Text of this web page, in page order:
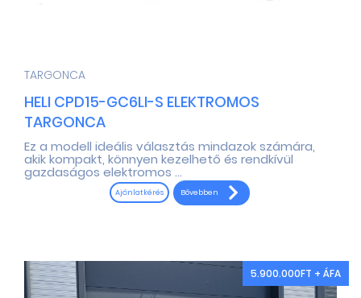
TARGONCA
HELI CPD15-GC6LI-S ELEKTROMOS
TARGONCA
Ez a modell ideális választás mindazok számára,
akik kompakt, könnyen kezelhető és rendkívül
gazdaságos elektromos ...
Ajánlatkérés Bővebben
5.900.000FT + ÁFA